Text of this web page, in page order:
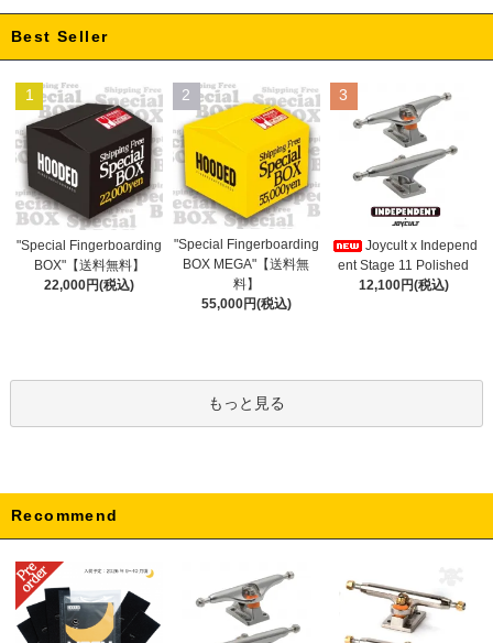
Best Seller
1
"Special Fingerboarding
BOX"【送料無料】
22,000円(税込)
2
"Special Fingerboarding
BOX MEGA"【送料無
料】
55,000円(税込)
3
Joycult x Independ
ent Stage 11 Polished
12,100円(税込)
もっと見る
Recommend